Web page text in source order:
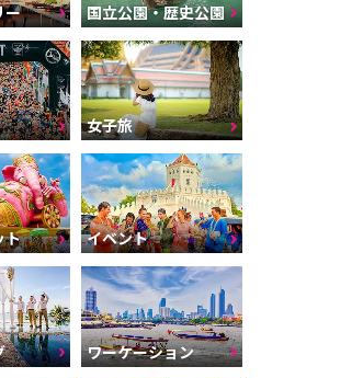
ー 国立公園・歴史公園
女子旅
ト イベント
ワーケーション